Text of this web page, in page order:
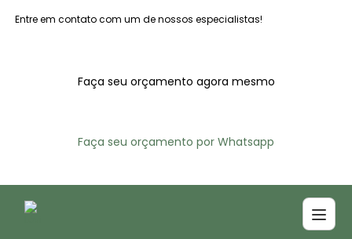
Entre em contato com um de nossos especialistas!
Faça seu orçamento agora mesmo
Faça seu orçamento por Whatsapp